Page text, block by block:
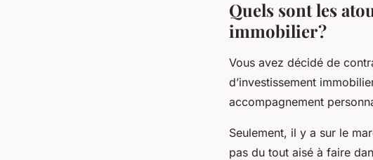
Quels sont les
immobilier ?
Vous avez décidé de
d’investissement
accompagnement
Seulement, il y a sur le
pas du tout aisé à faire